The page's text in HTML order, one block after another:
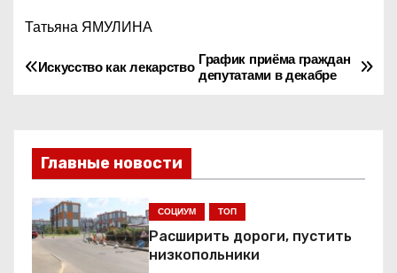
Татьяна ЯМУЛИНА
Н
в
и
г
а
График приёма граждан
депутатами в декабре
Искусство как лекарство
Главные новости
СОЦИУМ ТОП
Расширить дороги, пустить
низкопольники